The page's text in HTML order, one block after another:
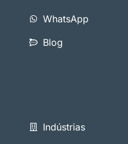
WhatsApp
Blog
Indústrias